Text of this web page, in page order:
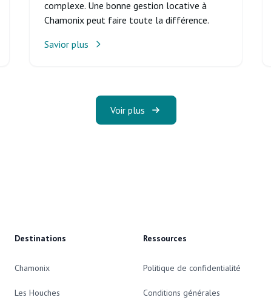
complexe. Une bonne gestion locative à
Chamonix peut faire toute la différence.
Savior plus
Voir plus
Destinations
Chamonix
Les Houches
Ressources
Politique de confidentialité
Conditions générales